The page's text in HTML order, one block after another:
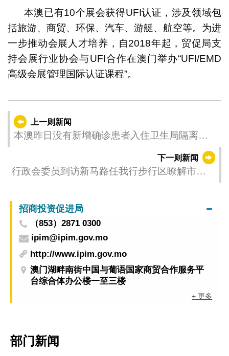
本澳已有10个展会获得UFI认证，涉及领域包
括旅游、商贸、环保、汽车、游艇、航空等。为进
一步推动会展人才培养，自2018年起，贸促局支
持会展行业协会与UFI合作在澳门举办“UFI/EMD
高级会展管理国际认证课程”。
上一则新闻
本澳昨日没有新增确诊患者入住卫生局隔离治
下一则新闻
行政会委员到访新马路任我行步行区瞭解市况
招商投资促进局
（853）2871 0300
ipim@ipim.gov.mo
http://www.ipim.gov.mo
澳门湖畔南街中国与葡语国家商贸合作服务平
台综合体办公楼一至三楼
+ 更多
部门新闻